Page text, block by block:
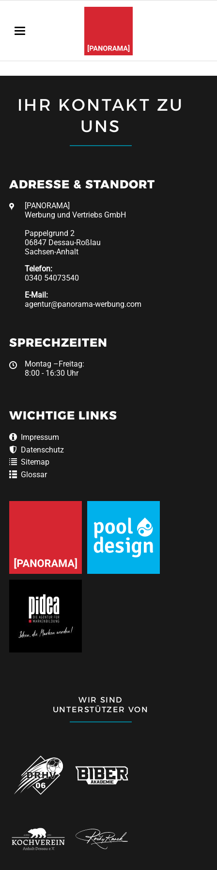
IHR KONTAKT ZU
UNS
ADRESSE & STANDORT
[PANORAMA]
Werbung und Vertriebs GmbH
Pappelgrund 2
06847 Dessau-Roßlau
Sachsen-Anhalt
Telefon:
0340 54073540
E-Mail:
agentur@panorama-werbung.com
SPRECHZEITEN
Montag –Freitag:
8:00 - 16:30 Uhr
WICHTIGE LINKS
Impressum
Datenschutz
Sitemap
Glossar
WIR SIND
UNTERSTÜTZER VON